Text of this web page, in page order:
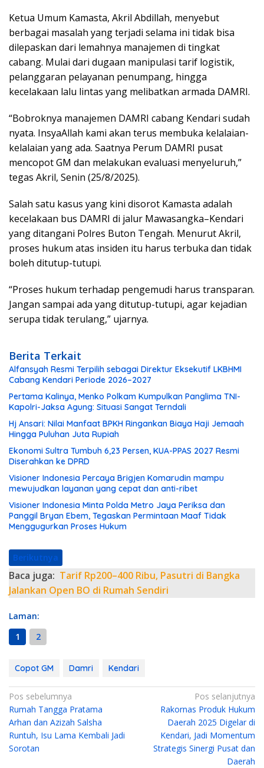
Ketua Umum Kamasta, Akril Abdillah, menyebut
berbagai masalah yang terjadi selama ini tidak bisa
dilepaskan dari lemahnya manajemen di tingkat
cabang. Mulai dari dugaan manipulasi tarif logistik,
pelanggaran pelayanan penumpang, hingga
kecelakaan lalu lintas yang melibatkan armada DAMRI.
“Bobroknya manajemen DAMRI cabang Kendari sudah
nyata. InsyaAllah kami akan terus membuka kelalaian-
kelalaian yang ada. Saatnya Perum DAMRI pusat
mencopot GM dan melakukan evaluasi menyeluruh,”
tegas Akril, Senin (25/8/2025).
Salah satu kasus yang kini disorot Kamasta adalah
kecelakaan bus DAMRI di jalur Mawasangka–Kendari
yang ditangani Polres Buton Tengah. Menurut Akril,
proses hukum atas insiden itu harus terbuka dan tidak
boleh ditutup-tutupi.
“Proses hukum terhadap pengemudi harus transparan.
Jangan sampai ada yang ditutup-tutupi, agar kejadian
serupa tidak terulang,” ujarnya.
Berita Terkait
Alfansyah Resmi Terpilih sebagai Direktur Eksekutif LKBHMI
Cabang Kendari Periode 2026–2027
Pertama Kalinya, Menko Polkam Kumpulkan Panglima TNI-
Kapolri-Jaksa Agung: Situasi Sangat Terndali
Hj Ansari: Nilai Manfaat BPKH Ringankan Biaya Haji Jemaah
Hingga Puluhan Juta Rupiah
Ekonomi Sultra Tumbuh 6,23 Persen, KUA-PPAS 2027 Resmi
Diserahkan ke DPRD
Visioner Indonesia Percaya Brigjen Komarudin mampu
mewujudkan layanan yang cepat dan anti-ribet
Visioner Indonesia Minta Polda Metro Jaya Periksa dan
Panggil Bryan Ebem, Tegaskan Permintaan Maaf Tidak
Menggugurkan Proses Hukum
Berikutnya
Baca juga: Tarif Rp200–400 Ribu, Pasutri di Bangka
Jalankan Open BO di Rumah Sendiri
Laman:
1
2
Copot GM Damri Kendari
N
a
v
i
Pos sebelumnya
Rumah Tangga Pratama
Arhan dan Azizah Salsha
Runtuh, Isu Lama Kembali Jadi
Sorotan
Pos selanjutnya
Rakornas Produk Hukum
Daerah 2025 Digelar di
Kendari, Jadi Momentum
Strategis Sinergi Pusat dan
Daerah